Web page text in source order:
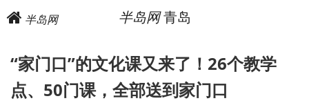
半岛网 半岛网青岛
“家门口”的文化课又来了！26个教学
点、50门课，全部送到家门口